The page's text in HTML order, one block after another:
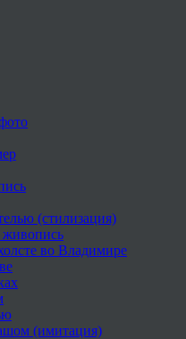
(стилизация)
живопись
во Владимире
(имитация)